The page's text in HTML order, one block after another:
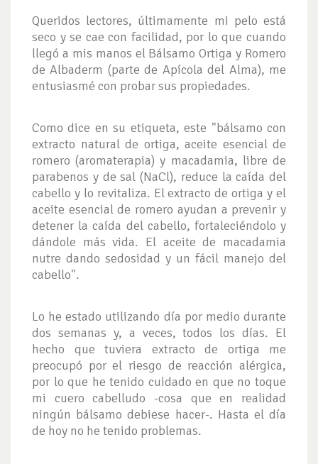
Queridos lectores, últimamente mi pelo está
seco y se cae con facilidad, por lo que cuando
llegó a mis manos el Bálsamo Ortiga y Romero
de Albaderm (parte de Apícola del Alma), me
entusiasmé con probar sus propiedades.
Como dice en su etiqueta, este "bálsamo con
extracto natural de ortiga, aceite esencial de
romero (aromaterapia) y macadamia, libre de
parabenos y de sal (NaCl), reduce la caída del
cabello y lo revitaliza. El extracto de ortiga y el
aceite esencial de romero ayudan a prevenir y
detener la caída del cabello, fortaleciéndolo y
dándole más vida. El aceite de macadamia
nutre dando sedosidad y un fácil manejo del
cabello".
Lo he estado utilizando día por medio durante
dos semanas y, a veces, todos los días. El
hecho que tuviera extracto de ortiga me
preocupó por el riesgo de reacción alérgica,
por lo que he tenido cuidado en que no toque
mi cuero cabelludo -cosa que en realidad
ningún bálsamo debiese hacer-. Hasta el día
de hoy no he tenido problemas.